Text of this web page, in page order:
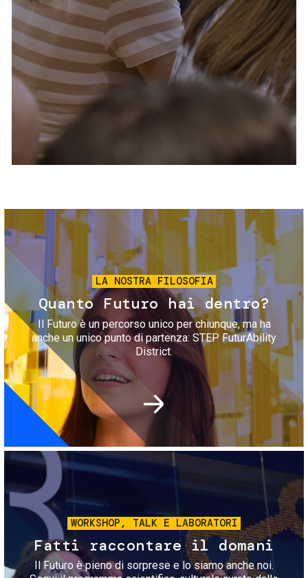
Servizi e accessibilità
Contatti
FAQ
Biglietti
Immagine
LA NOSTRA FILOSOFIA
Quanto Futuro hai dentro?
Il Futuro è un percorso unico per chiunque, ma ha
anche un unico punto di partenza: STEP FuturAbility
District.
Immagine
WORKSHOP, TALK E LABORATORI
Fatti raccontare il domani
Il Futuro è pieno di sorprese e lo siamo anche noi.